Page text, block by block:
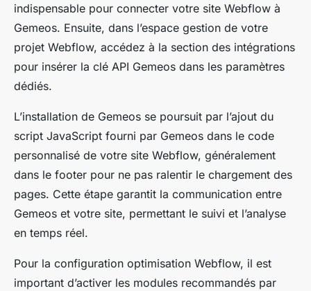
indispensable pour connecter votre site Webflow à
Gemeos. Ensuite, dans l’espace gestion de votre
projet Webflow, accédez à la section des intégrations
pour insérer la clé API Gemeos dans les paramètres
dédiés.
L’installation de Gemeos se poursuit par l’ajout du
script JavaScript fourni par Gemeos dans le code
personnalisé de votre site Webflow, généralement
dans le footer pour ne pas ralentir le chargement des
pages. Cette étape garantit la communication entre
Gemeos et votre site, permettant le suivi et l’analyse
en temps réel.
Pour la configuration optimisation Webflow, il est
important d’activer les modules recommandés par